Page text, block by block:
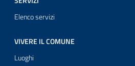
Elenco servizi
VIVERE IL COMUNE
Luoghi